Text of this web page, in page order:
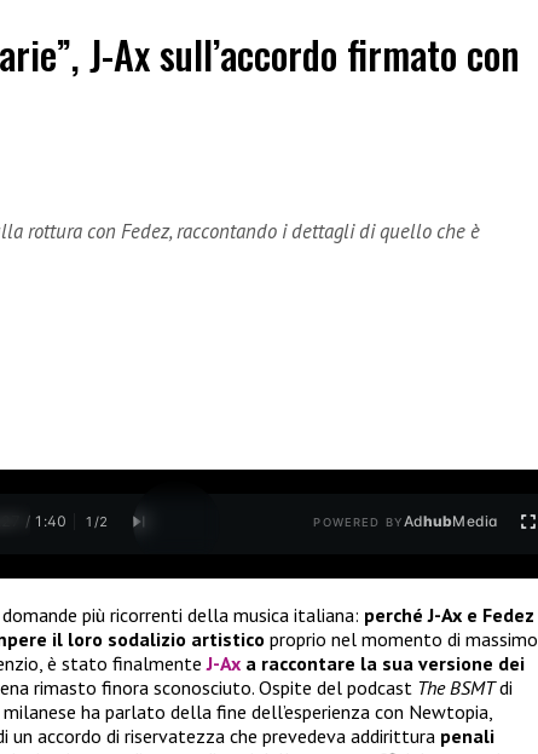
J-Ax sull’accordo firmato con
rottura con Fedez, raccontando i dettagli di quello che è
/ 1:40 1 /2 POWERED BYAdhubMedia
più ricorrenti della musica italiana: perché J-Ax e Fedez
il loro sodalizio artistico proprio nel momento di massimo
è stato finalmenteJ-Ax a raccontare la sua versione dei
rimasto finora sconosciuto. Ospite del podcast The BSMTdi
ha parlato della fine dell’esperienza con Newtopia,
un accordo di riservatezza che prevedeva addirittura penali